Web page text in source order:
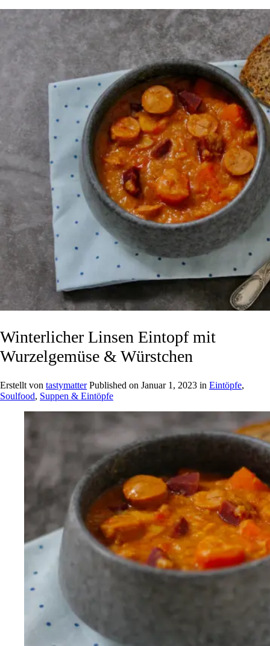
Winterlicher Linsen Eintopf mit
Wurzelgemüse & Würstchen
Erstellt von tastymatter Published on Januar 1, 2023 in Eintöpfe,
Soulfood, Suppen & Eintöpfe